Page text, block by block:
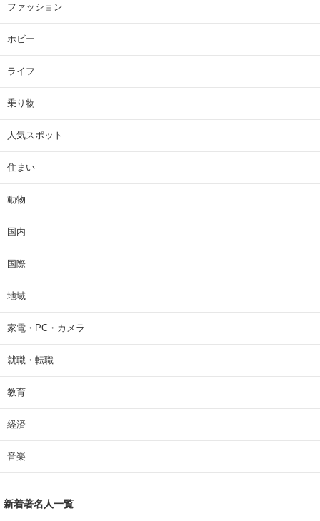
ファッション
ホビー
ライフ
乗り物
人気スポット
住まい
動物
国内
国際
地域
家電・PC・カメラ
就職・転職
教育
経済
音楽
新着著名人一覧